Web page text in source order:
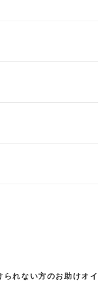
られない方のお助けオイ